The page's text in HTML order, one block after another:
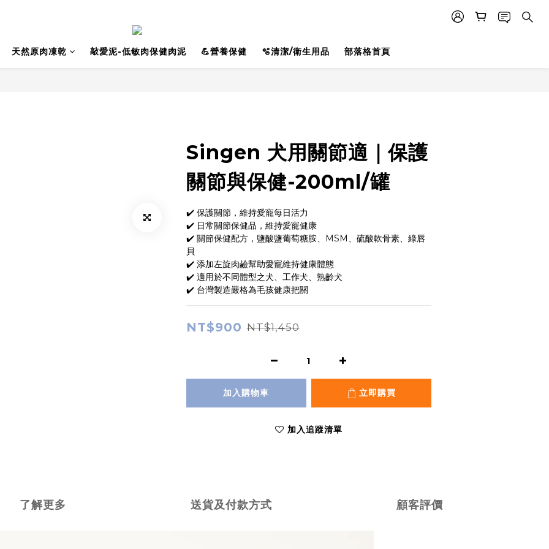
天然原肉凍乾 敲愛泥-低敏肉保健肉泥 💪營養保健 🫧清潔/衛生用品 部落格首頁
Singen 犬用關節適｜保護
關節與保健-200ml/罐
✔️ 保護關節，維持愛寵每日活力
✔️ 日常關節保健品，維持愛寵健康
✔️ 關節保健配方，鹽酸鹽葡萄糖胺、MSM、硫酸軟骨素、綠唇
貝
✔️ 添加左旋肉鹼幫助愛寵維持健康體態
✔️ 適用於不同體型之犬、工作犬、熟齡犬
✔️ 台灣製造嚴格為毛孩健康把關
NT$900 NT$1,450
加入購物車 立即購買
加入追蹤清單
了解更多 送貨及付款方式 顧客評價